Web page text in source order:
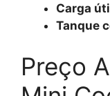
Carga
Tanque
Preço